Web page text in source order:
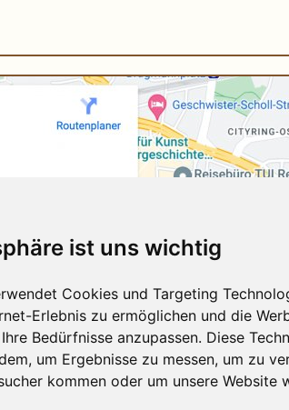
ist uns wichtig
Cookies und Targeting
Erlebnis zu ermöglichen und die
Bedürfnisse anzupassen. Diese
um Ergebnisse zu messen, um zu
kommen oder um unsere Website